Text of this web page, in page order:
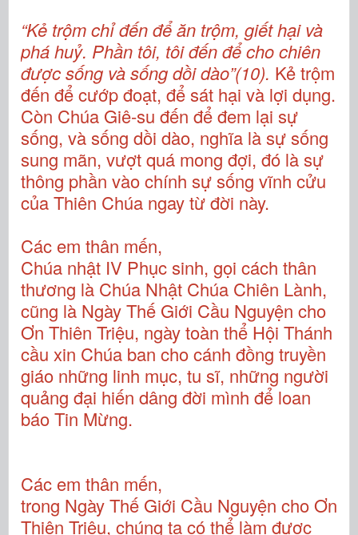
“Kẻ trộm chỉ đến để ăn trộm, giết hại và
phá huỷ. Phần tôi, tôi đến để cho chiên
được sống và sống dồi dào”(10). Kẻ trộm
đến để cướp đoạt, để sát hại và lợi dụng.
Còn Chúa Giê-su đến để đem lại sự
sống, và sống dồi dào, nghĩa là sự sống
sung mãn, vượt quá mong đợi, đó là sự
thông phần vào chính sự sống vĩnh cửu
của Thiên Chúa ngay từ đời này.
Các em thân mến,
Chúa nhật IV Phục sinh, gọi cách thân
thương là Chúa Nhật Chúa Chiên Lành,
cũng là Ngày Thế Giới Cầu Nguyện cho
Ơn Thiên Triệu, ngày toàn thể Hội Thánh
cầu xin Chúa ban cho cánh đồng truyền
giáo những linh mục, tu sĩ, những người
quảng đại hiến dâng đời mình để loan
báo Tin Mừng.
Các em thân mến,
trong Ngày Thế Giới Cầu Nguyện cho Ơn
Thiên Triệu, chúng ta có thể làm được